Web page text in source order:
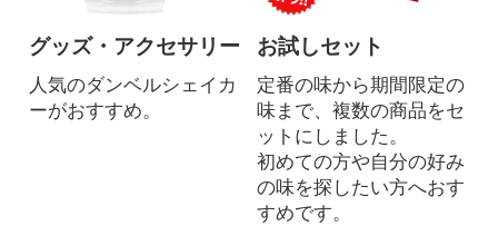
グッズ・アクセサリー
人気のダンベルシェイカ
ーがおすすめ。
お試しセット
定番の味から期間限定の
味まで、複数の商品をセ
ットにしました。
初めての方や自分の好み
の味を探したい方へおす
すめです。